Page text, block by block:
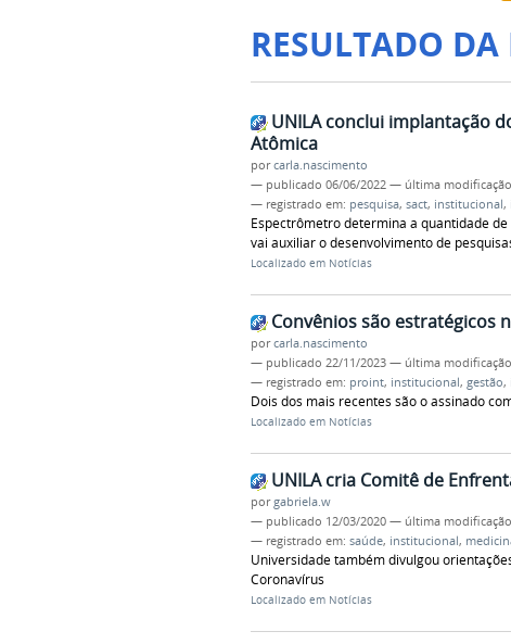
RESULTADO DA
UNILA conclui implantação
Atômica
porcarla.nascimento
— publicado 06/06/2022 — última modificação
— registrado em: pesquisa, sact, institucional,
Espectrômetro determina a quantidade
vai auxiliar o desenvolvimento de
Localizado em Notícias
Convênios são estratégicos
porcarla.nascimento
— publicado 22/11/2023 — última modificação
— registrado em: proint, institucional, gestão,
Dois dos mais recentes são o assinado
Localizado em Notícias
UNILA cria Comitê de
porgabriela.w
— publicado 12/03/2020 — última modificação
— registrado em: saúde, institucional,
Universidade também divulgou
Coronavírus
Localizado em Notícias